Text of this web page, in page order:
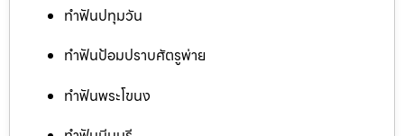
ทำฟันปทุมวัน
ทำฟันป้อมปราบศัตรูพ่าย
ทำฟันพระโขนง